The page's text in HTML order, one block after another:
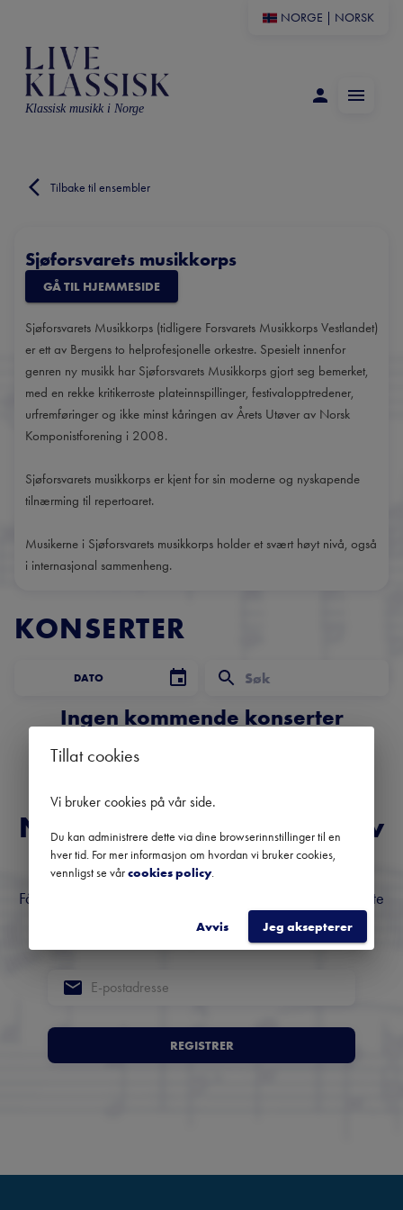
NORGE NORSK
Klassisk musikk i Norge
Tilbake til ensembler
Sjøforsvarets musikkorps
GÅ TIL HJEMMESIDE
Sjøforsvarets Musikkorps (tidligere Forsvarets Musikkorps Vestlandet)
er ett av Bergens to helprofesjonelle orkestre. Spesielt innenfor
genren ny musikk har Sjøforsvarets Musikkorps gjort seg bemerket,
med en rekke kritikerroste plateinnspillinger, festivalopptredener,
urfremføringer og ikke minst kåringen av Årets Utøver av Norsk
Komponistforening i 2008.
Sjøforsvarets musikkorps er kjent for sin moderne og nyskapende
tilnærming til repertoaret.
Musikerne i Sjøforsvarets musikkorps holder et svært høyt nivå, også
i internasjonal sammenheng.
KONSERTER
DATO
Ingen kommende konserter
Norges fremste nyhetsbrev
om klassisk musikk
Få oversikt over kommende konserter, festivaler og utvalgte
anbefalinger fra hele landet.
REGISTRER
Tillat cookies
Vi bruker cookies på vår side.
Du kan administrere dette via dine browserinnstillinger til en
hver tid. For mer informasjon om hvordan vi bruker cookies,
vennligst se vårcookies policy.
Avvis Jeg aksepterer